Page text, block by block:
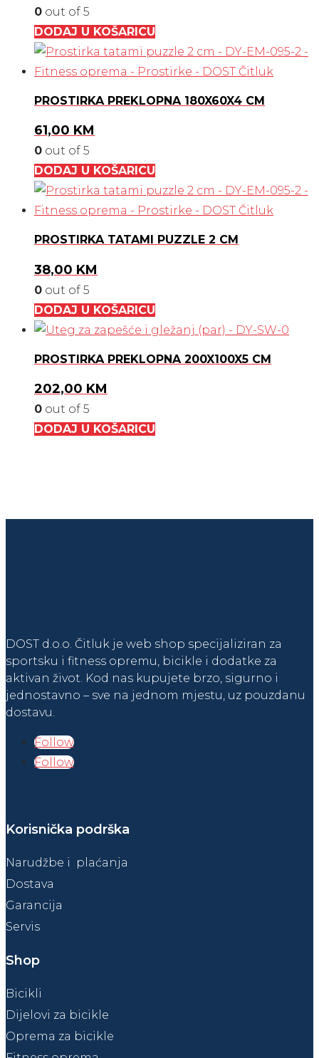
0 out of 5
DODAJ U KOŠARICU
PROSTIRKA PREKLOPNA 180X60X4 CM
61,00 KM
0 out of 5
DODAJ U KOŠARICU
PROSTIRKA TATAMI PUZZLE 2 CM
38,00 KM
0 out of 5
DODAJ U KOŠARICU
PROSTIRKA PREKLOPNA 200X100X5 CM
202,00 KM
0 out of 5
DODAJ U KOŠARICU
DOST d.o.o. Čitluk je web shop specijaliziran za
sportsku i fitness opremu, bicikle i dodatke za
aktivan život. Kod nas kupujete brzo, sigurno i
jednostavno – sve na jednom mjestu, uz pouzdanu
dostavu.
Follow
Follow
Korisnička podrška
Narudžbe i plaćanja
Dostava
Garancija
Servis
Shop
Bicikli
Dijelovi za bicikle
Oprema za bicikle